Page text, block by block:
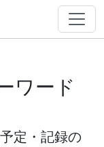
ワード
定・記録の